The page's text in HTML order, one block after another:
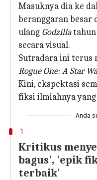
Masuknya dia ke
beranggaran besar
ulang Godzillatahun
secara visual.
Sutradara ini terus
Rogue One: A Star
Kini, ekspektasi
fiksi ilmiahnya
Anda
1
Kritikus
bagus', 'epik
terbaik'